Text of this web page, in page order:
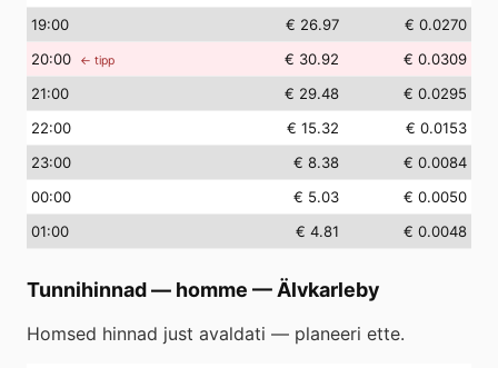
19:00 € 26.97
€ 0.0270
20:00 ← tipp € 30.92
€ 0.0309
21:00 € 29.48
€ 0.0295
22:00 € 15.32
€ 0.0153
23:00 € 8.38
€ 0.0084
00:00 € 5.03
€ 0.0050
01:00 € 4.81 € 0.0048
Tunnihinnad — homme — Älvkarleby
Homsed hinnad just avaldati — planeeri ette.